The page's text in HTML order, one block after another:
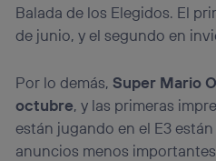
Balada de los Elegidos. El
de junio, y el segundo en
Por lo demás,Super Mario
octubre, y las primeras
están jugando en el E3
anuncios menos